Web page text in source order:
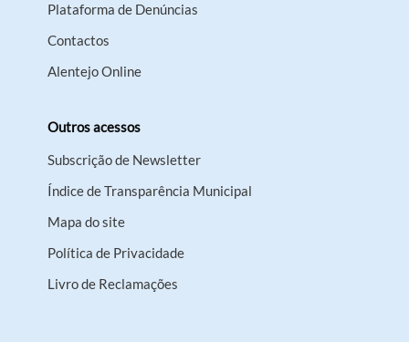
Plataforma de Denúncias
Contactos
Alentejo Online
Outros acessos
Subscrição de Newsletter
Índice de Transparência Municipal
Mapa do site
Política de Privacidade
Livro de Reclamações